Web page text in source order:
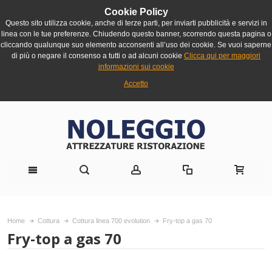
Cookie Policy
Questo sito utilizza cookie, anche di terze parti, per inviarti pubblicità e servizi in
linea con le tue preferenze. Chiudendo questo banner, scorrendo questa pagina o
cliccando qualunque suo elemento acconsenti all’uso dei cookie. Se vuoi saperne
di più o negare il consenso a tutti o ad alcuni cookie Clicca qui per maggiori
informazioni sui cookie
Accetto
Home Cottura Cottura linea 700 evolution Fry-top a gas 70
Fry-top a gas 70